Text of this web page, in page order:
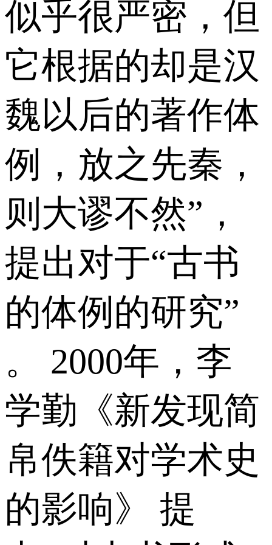
似乎很严密，但
它根据的却是汉
魏以后的著作体
例，放之先秦，
则大谬不然”，
提出对于“古书
的体例的研究”
。 2000年，李
学勤《新发现简
帛佚籍对学术史
的影响》 提